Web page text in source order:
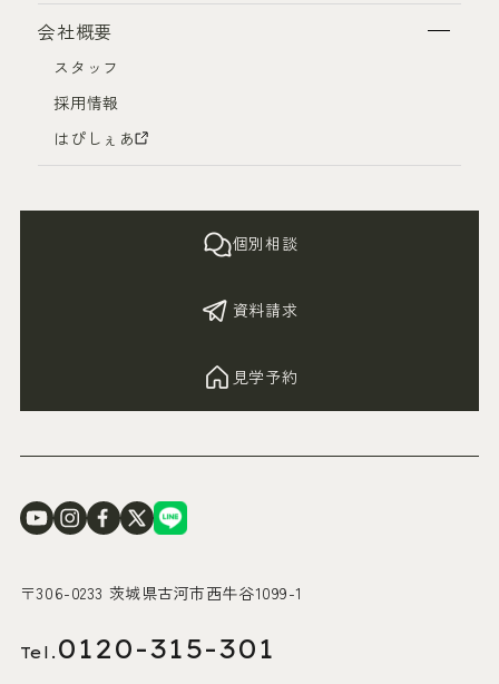
〒306-0233 茨城県古河市西牛谷1099-1
Tel. 0120-315-301
個別相談
資料請求
見学予約
会社概要
スタッフ
採用情報
はぴしぇあ